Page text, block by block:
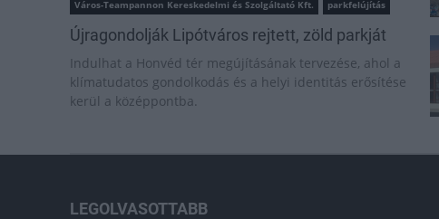
Város-Teampannon Kereskedelmi és Szolgáltató Kft.
parkfelújítás
Újragondolják Lipótváros rejtett, zöld parkját
Indulhat a Honvéd tér megújításának tervezése, ahol a
klímatudatos gondolkodás és a helyi identitás erősítése
kerül a középpontba.
LEGOLVASOTTABB